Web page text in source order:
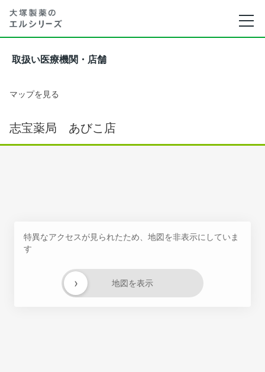
取扱い医療機関・店舗
マップを見る
志宝薬局 あびこ店
特異なアクセスが見られたため、地図を非表示にしていま
す
地図を表示
›